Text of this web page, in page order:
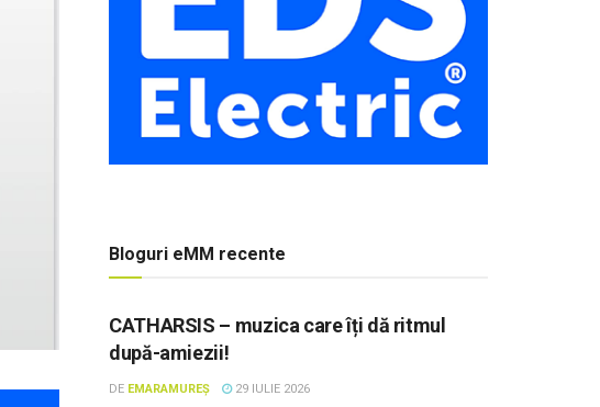
Bloguri eMM recente
CATHARSIS – muzica care îți dă ritmul
după-amiezii!
DE EMARAMUREȘ 29 IULIE 2026